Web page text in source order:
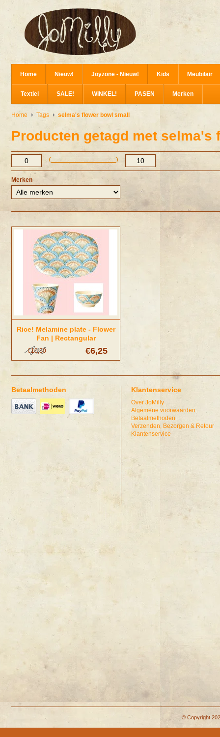
Home Nieuw! Joyzone - Nieuw! Kids Meubilair
Textiel SALE! WINKEL! PASEN Merken
Home Tags selma's flower bowl small
Producten getagd met selma's
Merken
Rice! Melamine plate - Flower
Fan | Rectangular
€6,25
€10,50
Betaalmethoden Klantenservice
Over JoMilly
Algemene voorwaarden
Betaalmethoden
Verzenden, Bezorgen & Retour
Klantenservice
© Copyright